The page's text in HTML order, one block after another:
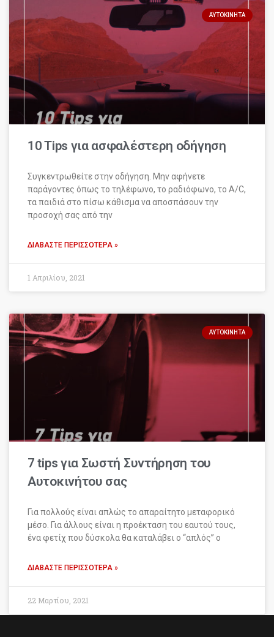
ΑΥΤΟΚΊΝΗΤΑ
10 Tips για ασφαλέστερη οδήγηση
Συγκεντρωθείτε στην οδήγηση. Μην αφήνετε
παράγοντες όπως το τηλέφωνο, το ραδιόφωνο, το A/C,
τα παιδιά στο πίσω κάθισμα να αποσπάσουν την
προσοχή σας από την
ΔΙΑΒΆΣΤΕ ΠΕΡΙΣΣΌΤΕΡΑ »
1 Απριλίου, 2021
ΑΥΤΟΚΊΝΗΤΑ
7 tips για Σωστή Συντήρηση του
Αυτοκινήτου σας
Για πολλούς είναι απλώς το απαραίτητο μεταφορικό
μέσο. Για άλλους είναι η προέκταση του εαυτού τους,
ένα φετίχ που δύσκολα θα καταλάβει ο “απλός” ο
ΔΙΑΒΆΣΤΕ ΠΕΡΙΣΣΌΤΕΡΑ »
22 Μαρτίου, 2021